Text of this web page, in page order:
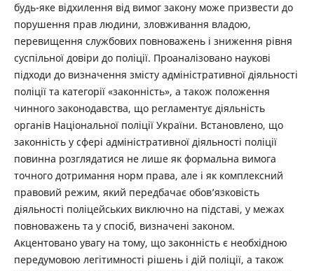
будь-яке відхилення від вимог закону може призвести до
порушення прав людини, зловживання владою,
перевищення службових повноважень і зниження рівня
суспільної довіри до поліції. Проаналізовано наукові
підходи до визначення змісту адміністративної діяльності
поліції та категорії «законність», а також положення
чинного законодавства, що регламентує діяльність
органів Національної поліції України. Встановлено, що
законність у сфері адміністративної діяльності поліції
повинна розглядатися не лише як формальна вимога
точного дотримання норм права, але і як комплексний
правовий режим, який передбачає обов’язковість
діяльності поліцейських виключно на підставі, у межах
повноважень та у спосіб, визначені законом.
Акцентовано увагу на тому, що законність є необхідною
передумовою легітимності рішень і дій поліції, а також